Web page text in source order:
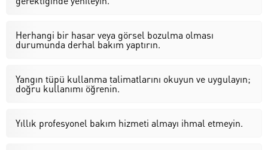
Herhangi bir hasar veya görsel bozulma olması
durumunda derhal bakım yaptırın.
Yangın tüpü kullanma talimatlarını okuyun ve uygulayın;
doğru kullanımı öğrenin.
Yıllık profesyonel bakım hizmeti almayı ihmal etmeyin.